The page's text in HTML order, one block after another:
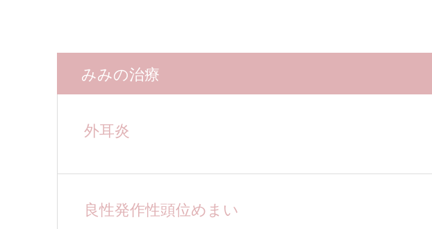
みみの治療
外耳炎
良性発作性頭位めまい